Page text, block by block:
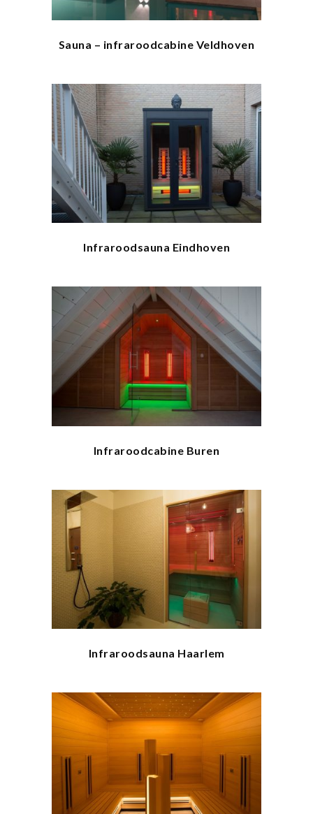
Sauna – infraroodcabine Veldhoven
Infraroodsauna Eindhoven
Infraroodcabine Buren
Infraroodsauna Haarlem